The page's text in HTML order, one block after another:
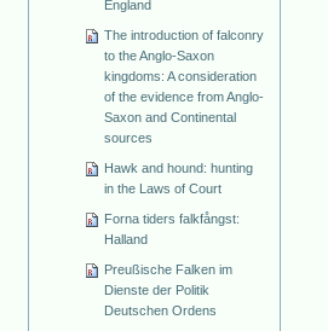
England
The introduction of falconry
to the Anglo-Saxon
kingdoms: A consideration
of the evidence from Anglo-
Saxon and Continental
sources
Hawk and hound: hunting
in the Laws of Court
Forna tiders falkfångst:
Halland
Preußische Falken im
Dienste der Politik
Deutschen Ordens